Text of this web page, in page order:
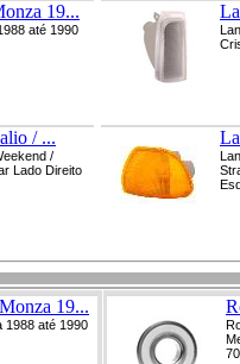
19...
até 1990
/ ...
/
Lado Direito
19...
1988 até 1990